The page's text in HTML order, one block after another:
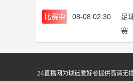
比赛中 08-08 02:30
足
赛
24直播网为球迷爱好者提供高清无